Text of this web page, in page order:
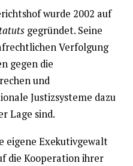
wurde 2002 auf
gegründet. Seine
Verfolgung
gegen die
und
Justizsysteme dazu
Lage sind.
eigene Exekutivgewalt
die Kooperation ihrer